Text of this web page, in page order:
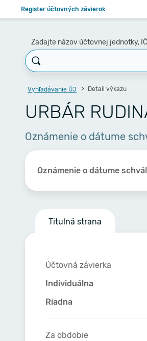
Register účtovných závierok
Zadajte názov účtovnej jednotky,
Vyhľadávanie ÚJ Detail výkazu
URBÁR
Oznámenie o dátume
Oznámenie o dátume
Titulná strana
Účtovná závierka
Individuálna
Riadna
Za obdobie